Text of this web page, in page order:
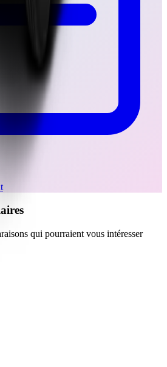
qui pourraient vous intéresser